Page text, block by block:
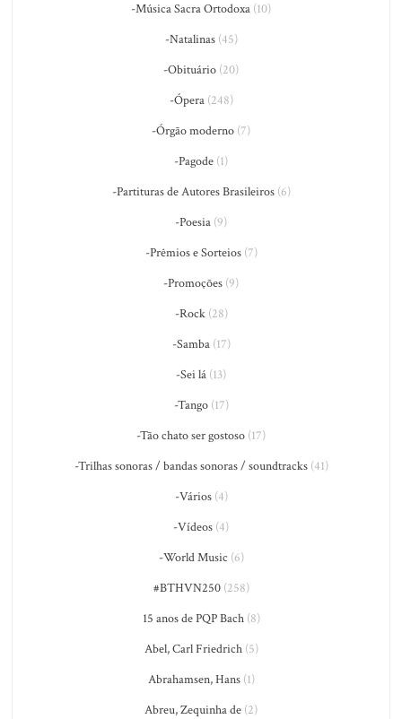
-Música Sacra Ortodoxa (10)
-Natalinas(45)
-Obituário (20)
-Ópera(248)
-Órgão moderno (7)
-Pagode (1)
-Partituras de Autores Brasileiros(6)
-Poesia (9)
-Prêmios e Sorteios(7)
-Promoções (9)
-Rock(28)
-Samba(17)
-Sei lá (13)
-Tango(17)
-Tão chato ser gostoso (17)
-Trilhas sonoras / bandas sonoras / soundtracks(41)
-Vários(4)
-Vídeos (4)
-World Music (6)
#BTHVN250(258)
15 anos de PQP Bach(8)
Abel, Carl Friedrich(5)
Abrahamsen, Hans(1)
Abreu, Zequinha de (2)